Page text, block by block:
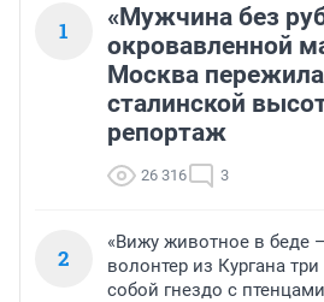
1
«Мужчина без
окровавленной
Москва
сталинской
репортаж
26 316 3
2
«Вижу животное в беде
волонтер из Кургана
собой гнездо с птенцами